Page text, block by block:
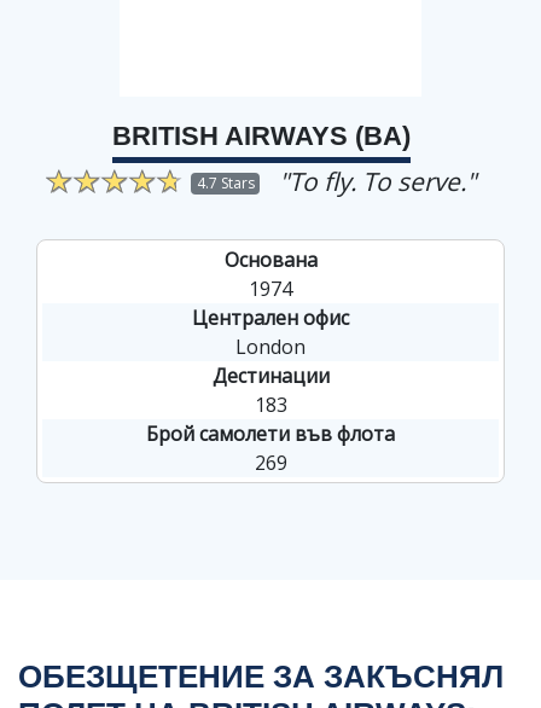
BRITISH AIRWAYS (BA)
4.7 Stars "To fly. To serve."
Основана
1974
Централен офис
London
Дестинации
183
Брой самолети във флота
269
ОБЕЗЩЕТЕНИЕ ЗА ЗАКЪСНЯЛ